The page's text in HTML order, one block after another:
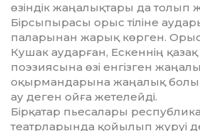
өзіндік жаңалықтары да толып
Бірсыпырасы орыс тіліне
паларынан жарық көрген.
Кушак аударған, Ескеннің
поэзиясына өзі енгіз­ген
оқырмандарына жаңалық
ау деген ойға жетелейді.
Бірқатар пьесалары
театрларында қойылып жүруі